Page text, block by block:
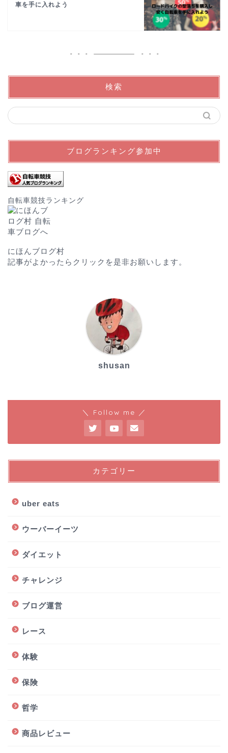
車を手に入れよう
検索
ブログランキング参加中
自転車競技ランキング
にほんブログ村
記事がよかったらクリックを是非お願いします。
shusan
＼ Follow me ／
カテゴリー
uber eats
ウーバーイーツ
ダイエット
チャレンジ
ブログ運営
レース
体験
保険
哲学
商品レビュー